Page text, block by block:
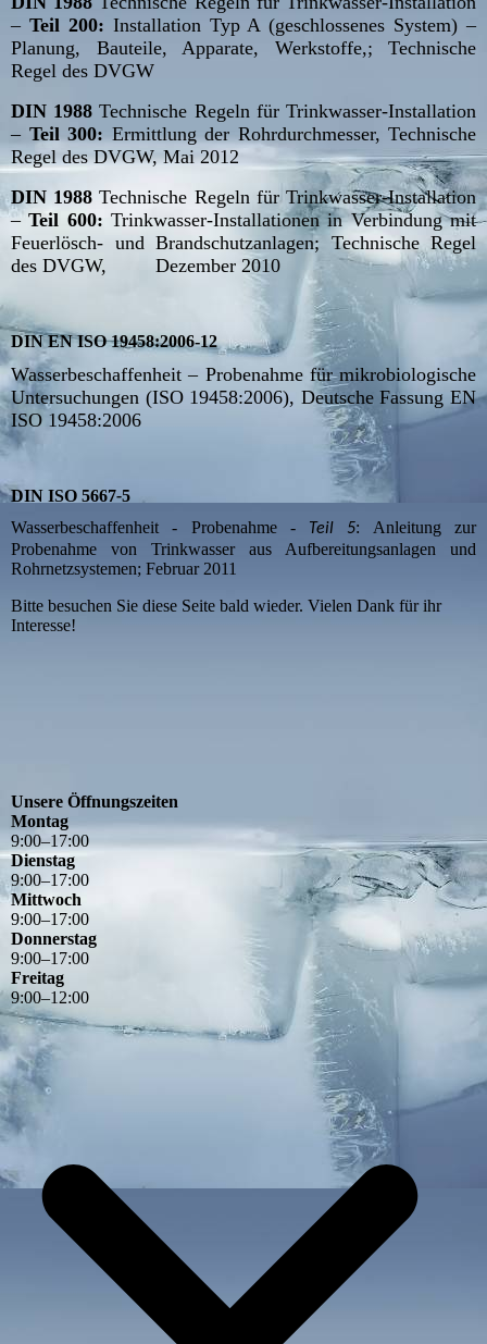
– Teil 200: Installation Typ A (geschlossenes System) –
Planung, Bauteile, Apparate, Werkstoffe,; Technische
Regel des DVGW
DIN 1988Technische Regeln für Trinkwasser-Installation
– Teil 300: Ermittlung der Rohrdurchmesser, Technische
Regel des DVGW, Mai 2012
DIN 1988Technische Regeln für Trinkwasser-Installation
–Teil 600: Trinkwasser-Installationen in Verbindung mit
Feuerlösch- und Brandschutzanlagen; Technische Regel
des DVGW, Dezember 2010
DIN EN ISO 19458:2006-12
Wasserbeschaffenheit – Probenahme für mikrobiologische
Untersuchungen (ISO 19458:2006), Deutsche Fassung EN
ISO 19458:2006
DIN ISO 5667-5
Wasserbeschaffenheit - Probenahme -
Teil 5: Anleitung zur
Probenahme von Trinkwasser aus Aufbereitungsanlagen und
Rohrnetzsystemen; Februar 2011
Bitte besuchen Sie diese Seite bald wieder. Vielen Dank für ihr
Interesse!
Unsere Öffnungszeiten
Montag
9:00–17:00
Dienstag
9:00–17:00
Mittwoch
9:00–17:00
Donnerstag
9:00–17:00
Freitag
9:00–12:00